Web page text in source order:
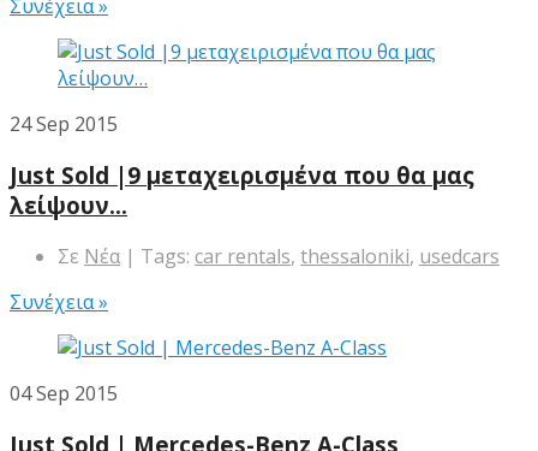
Συνέχεια »
24Sep 2015
Just Sold |9 μεταχειρισμένα που θα μας
λείψουν…
Σε Νέα | Tags: car rentals, thessaloniki, usedcars
Συνέχεια »
04Sep 2015
Just Sold | Mercedes-Benz A-Class